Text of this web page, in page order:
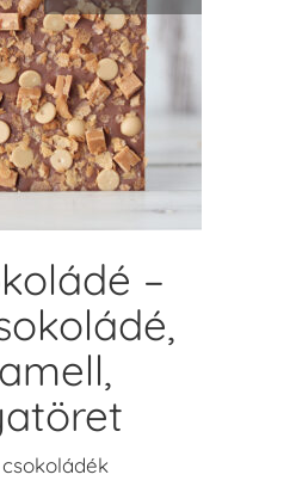
Ennek
a
terméknek
több
variációja
van.
változatok
a
termékoldalon
–